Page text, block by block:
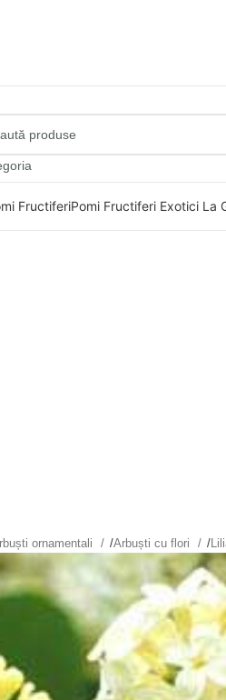
FructiferiPomi Fructiferi Exotici La
ornamentali /Arbuști cu flori /